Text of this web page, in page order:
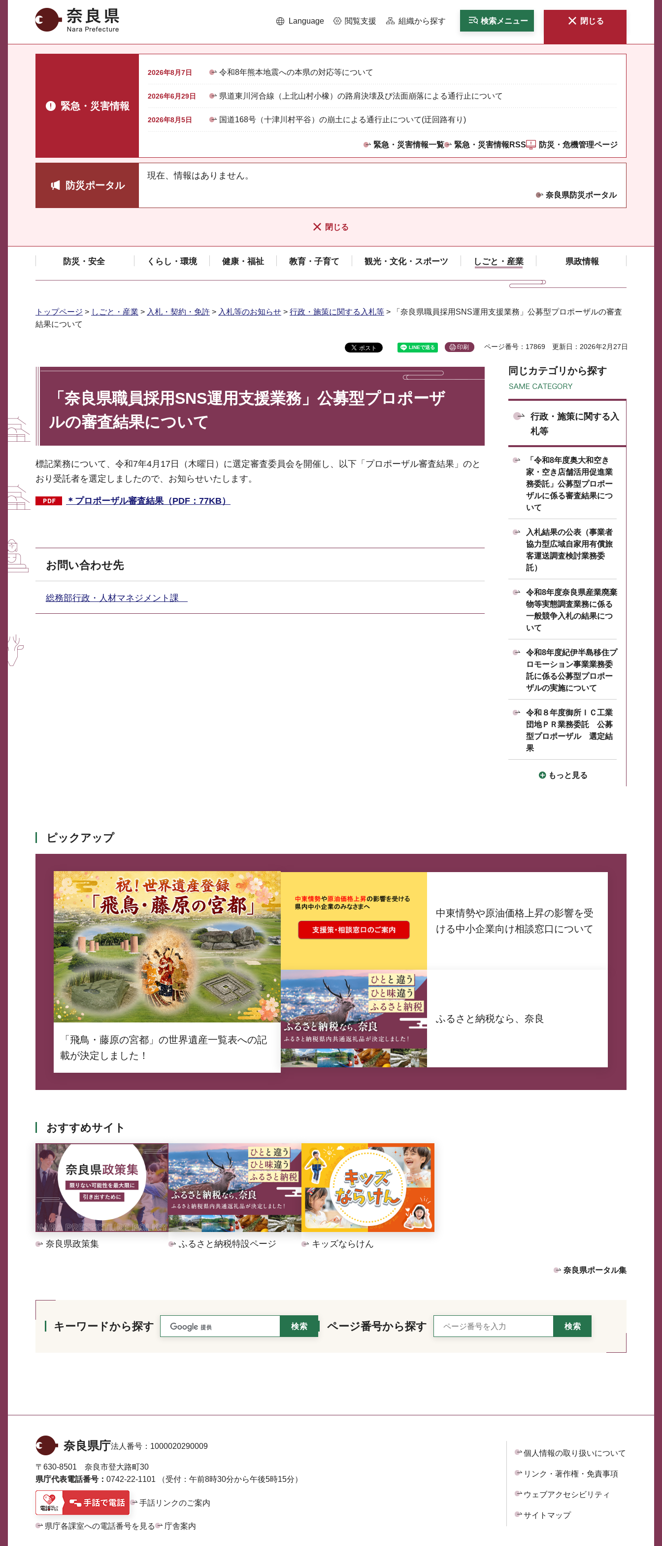
奈良県 Language 閲覧支援 組織から探す 検索メニュー 閉じる
緊急・災害情報
2026年8月7日 令和8年熊本地震への本県の対応等について
2026年6月29日 県道東川河合線（上北山村小橡）の路肩決壊及び法面崩落による通行止について
2026年8月5日 国道168号（十津川村平谷）の崩土による通行止について(迂回路有り)
緊急・災害情報一覧 緊急・災害情報RSS 防災・危機管理ページ
防災ポータル
現在、情報はありません。
奈良県防災ポータル
閉じる
防災・安全 くらし・環境 健康・福祉 教育・子育て 観光・文化・スポーツ しごと・産業 県政情報
トップページ > しごと・産業 > 入札・契約・免許 > 入札等のお知らせ > 行政・施策に関する入札等 > 「奈良県職員採用SNS運用支援業務」公募型プロポーザルの審査
結果について
印刷 ページ番号：17869 更新日：2026年2月27日
「奈良県職員採用SNS運用支援業務」公募型プロポーザ
ルの審査結果について
標記業務について、令和7年4月17日（木曜日）に選定審査委員会を開催し、以下「プロポーザル審査結果」のと
おり受託者を選定しましたので、お知らせいたします。
＊プロポーザル審査結果（PDF：77KB）
お問い合わせ先
総務部行政・人材マネジメント課
同じカテゴリから探す
行政・施策に関する入
札等
「令和8年度奥大和空き
家・空き店舗活用促進業
務委託」公募型プロポー
ザルに係る審査結果につ
いて
入札結果の公表（事業者
協力型広域自家用有償旅
客運送調査検討業務委
託）
令和8年度奈良県産業廃棄
物等実態調査業務に係る
一般競争入札の結果につ
いて
令和8年度紀伊半島移住プ
ロモーション事業業務委
託に係る公募型プロポー
ザルの実施について
令和８年度御所ＩＣ工業
団地ＰＲ業務委託 公募
型プロポーザル 選定結
果
もっと見る
ピックアップ
「飛鳥・藤原の宮都」の世界遺産一覧表への記
載が決定しました！
中東情勢や原油価格上昇の影響を受
ける中小企業向け相談窓口について
ふるさと納税なら、奈良
おすすめサイト
奈良県政策集 ふるさと納税特設ページ キッズならけん
奈良県ポータル集
キーワードから探す ページ番号から探す
奈良県庁法人番号： 1000020290009
〒630-8501 奈良市登大路町30
県庁代表電話番号： 0742-22-1101 （受付：午前8時30分から午後5時15分）
手話リンクのご案内
県庁各課室への電話番号を見る 庁舎案内
個人情報の取り扱いについて
リンク・著作権・免責事項
ウェブアクセシビリティ
サイトマップ